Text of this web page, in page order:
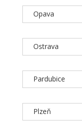
Opava
Ostrava
Pardubice
Plzeň